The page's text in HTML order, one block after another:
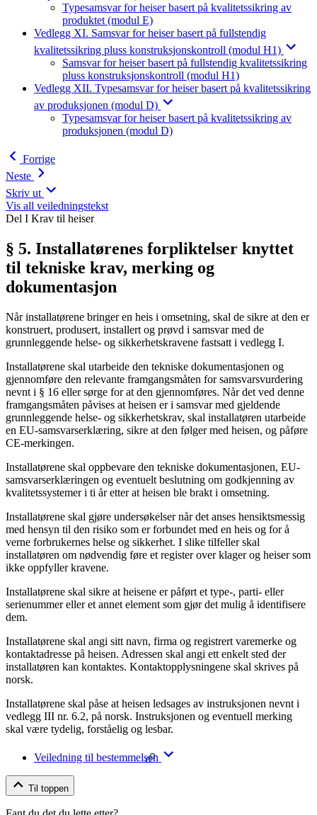
Typesamsvar for heiser basert på kvalitetssikring av
produktet (modul E)
Vedlegg XI. Samsvar for heiser basert på fullstendig
kvalitetssikring pluss konstruksjonskontroll (modul H1)
Samsvar for heiser basert på fullstendig kvalitetssikring
pluss konstruksjonskontroll (modul H1)
Vedlegg XII. Typesamsvar for heiser basert på kvalitetssikring
av produksjonen (modul D)
Typesamsvar for heiser basert på kvalitetssikring av
produksjonen (modul D)
Forrige
Neste
Skriv ut
Vis all veiledningstekst
Del I Krav til heiser
§ 5. Installatørenes forpliktelser knyttet
til tekniske krav, merking og
dokumentasjon
Når installatørene bringer en heis i omsetning, skal de sikre at den er
konstruert, produsert, installert og prøvd i samsvar med de
grunnleggende helse- og sikkerhetskravene fastsatt i vedlegg I.
Installatørene skal utarbeide den tekniske dokumentasjonen og
gjennomføre den relevante framgangsmåten for samsvarsvurdering
nevnt i § 16 eller sørge for at den gjennomføres. Når det ved denne
framgangsmåten påvises at heisen er i samsvar med gjeldende
grunnleggende helse- og sikkerhetskrav, skal installatøren utarbeide
en EU-samsvarserklæring, sikre at den følger med heisen, og påføre
CE-merkingen.
Installatørene skal oppbevare den tekniske dokumentasjonen, EU-
samsvarserklæringen og eventuelt beslutning om godkjenning av
kvalitetssystemer i ti år etter at heisen ble brakt i omsetning.
Installatørene skal gjøre undersøkelser når det anses hensiktsmessig
med hensyn til den risiko som er forbundet med en heis og for å
verne forbrukernes helse og sikkerhet. I slike tilfeller skal
installatøren om nødvendig føre et register over klager og heiser som
ikke oppfyller kravene.
Installatørene skal sikre at heisene er påført et type-, parti- eller
serienummer eller et annet element som gjør det mulig å identifisere
dem.
Installatørene skal angi sitt navn, firma og registrert varemerke og
kontaktadresse på heisen. Adressen skal angi ett enkelt sted der
installatøren kan kontaktes. Kontaktopplysningene skal skrives på
norsk.
Installatørene skal påse at heisen ledsages av instruksjonen nevnt i
vedlegg III nr. 6.2, på norsk. Instruksjonen og eventuell merking
skal være tydelig, forståelig og lesbar.
Veiledning til bestemmelsen
Til toppen